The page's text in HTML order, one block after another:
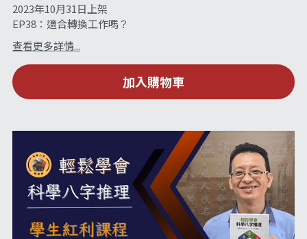
2023年10月31日上架
EP38：適合轉換工作嗎？
查看更多詳情...
加入購物車